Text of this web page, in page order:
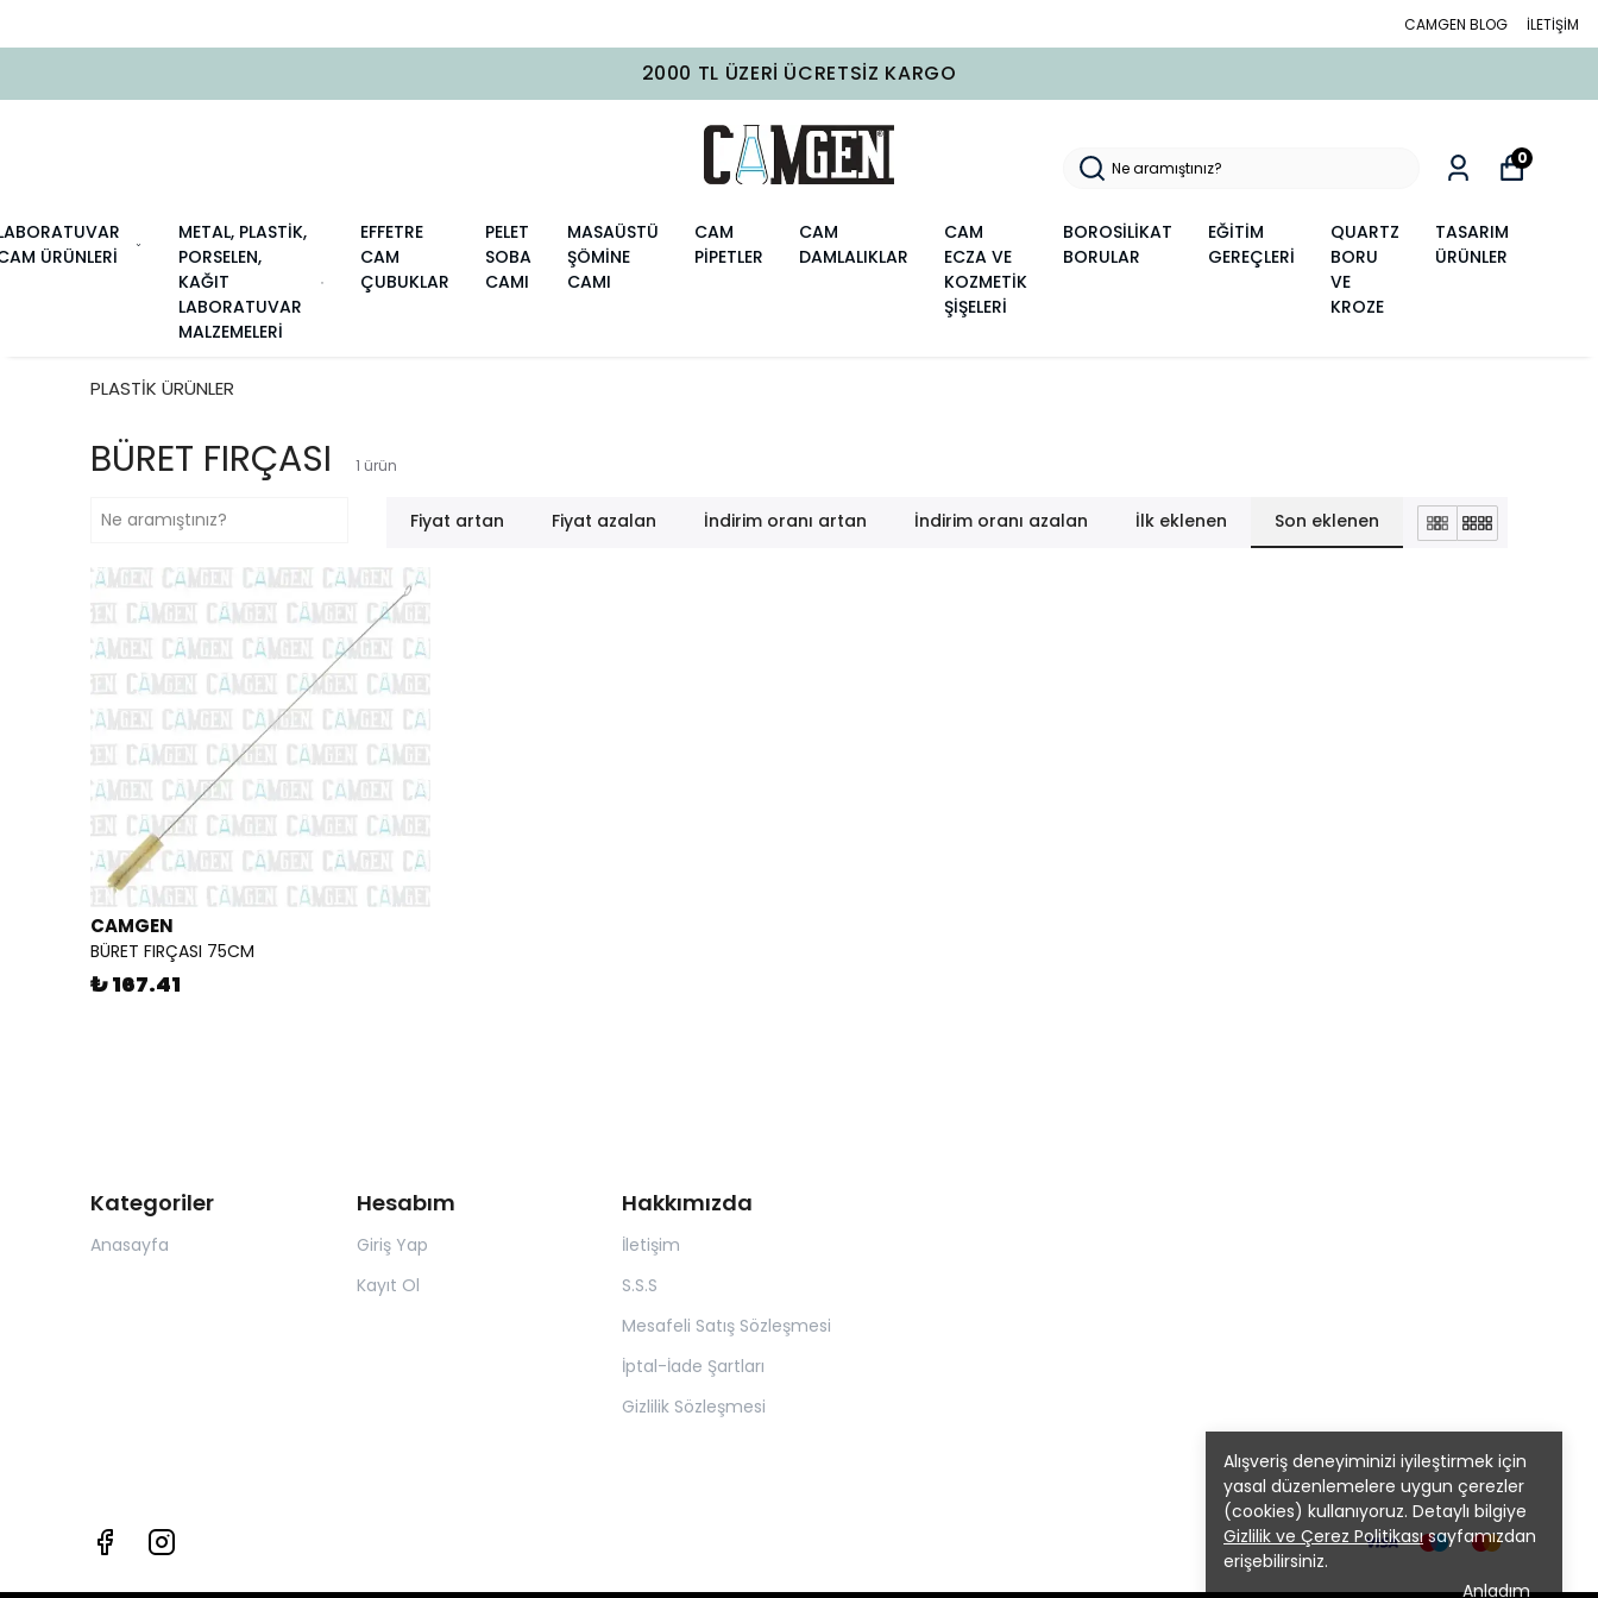
CAMGEN BLOG İLETİŞİM
ÜRÜNLERİ
METAL, PLASTİK,
PORSELEN,
KAĞIT
LABORATUVAR
MALZEMELERİ
EFFETRE
CAM
ÇUBUKLAR
PELET
SOBA
CAMI
MASAÜSTÜ
ŞÖMİNE
CAMI
CAM
PİPETLER
CAM
DAMLALIKLAR
CAM
ECZA VE
KOZMETİK
ŞİŞELERİ
BOROSİLİKAT
BORULAR
EĞİTİM
GEREÇLERİ
QUARTZ
BORU
VE
KROZE
TASARIM
ÜRÜNLER
0
Alışveriş deneyiminizi iyileştirmek için
yasal düzenlemelere uygun çerezler
(cookies) kullanıyoruz. Detaylı bilgiye
Gizlilik ve Çerez Politikasısayfamızdan
erişebilirsiniz.
Anladım
PLASTİK ÜRÜNLER
BÜRET FIRÇASI 1 ürün
Fiyat artan Fiyat azalan İndirim oranı artan İndirim oranı azalan İlk eklenen Son eklenen
CAMGEN
BÜRET FIRÇASI 75CM
₺ 167.41
Kategoriler
Anasayfa
Hesabım
Giriş Yap
Kayıt Ol
Hakkımızda
İletişim
S.S.S
Mesafeli Satış Sözleşmesi
İptal-İade Şartları
Gizlilik Sözleşmesi